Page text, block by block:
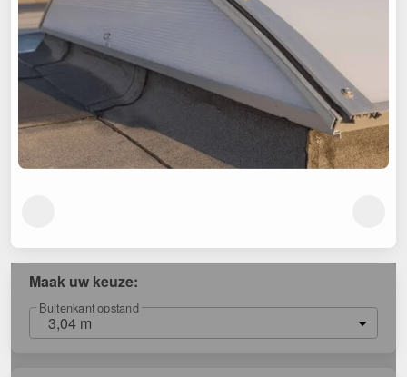
Maak uw keuze:
Buitenkant opstand
3,04 m